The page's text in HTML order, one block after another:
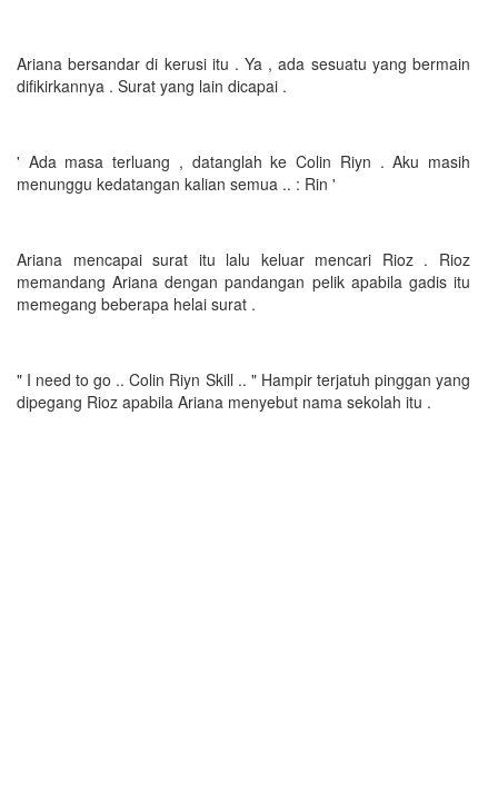
Ariana bersandar di kerusi itu . Ya , ada sesuatu yang bermain
difikirkannya . Surat yang lain dicapai .
' Ada masa terluang , datanglah ke Colin Riyn . Aku masih
menunggu kedatangan kalian semua .. : Rin '
Ariana mencapai surat itu lalu keluar mencari Rioz . Rioz
memandang Ariana dengan pandangan pelik apabila gadis itu
memegang beberapa helai surat .
" I need to go .. Colin Riyn Skill .. " Hampir terjatuh pinggan yang
dipegang Rioz apabila Ariana menyebut nama sekolah itu .